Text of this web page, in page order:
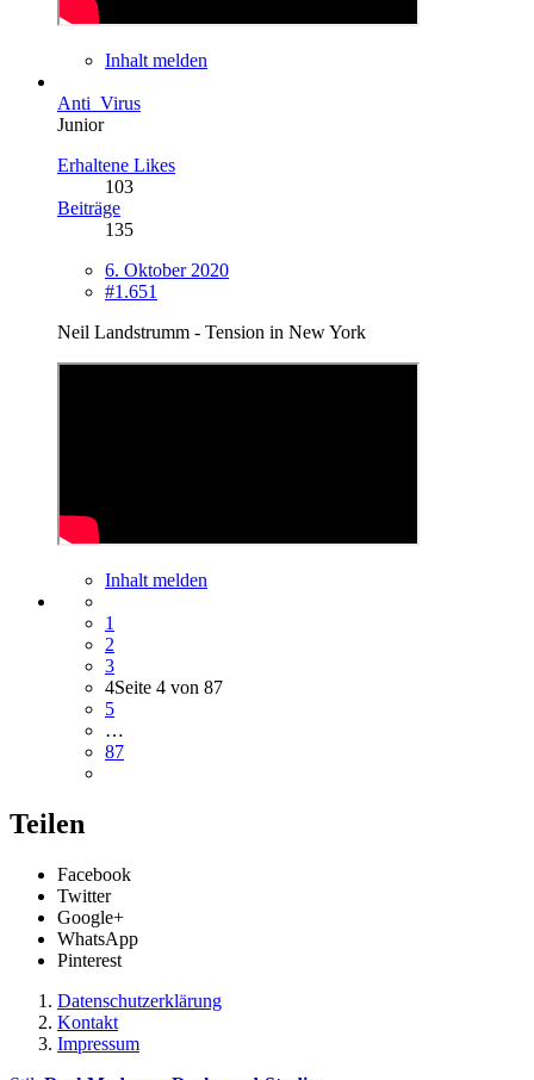
Inhalt melden
Anti_Virus
Junior
Erhaltene Likes
103
Beiträge
135
6. Oktober 2020
#1.651
Neil Landstrumm - Tension in New York
Inhalt melden
1
2
3
4Seite 4 von 87
5
…
87
Teilen
Facebook
Twitter
Google+
WhatsApp
Pinterest
Datenschutzerklärung
Kontakt
Impressum